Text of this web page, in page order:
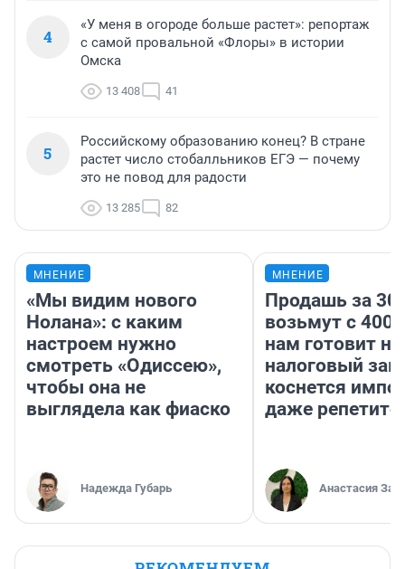
4
«У меня в огороде больше растет»: репортаж
с самой провальной «Флоры» в истории
Омска
13 408 41
5
Российскому образованию конец? В стране
растет число стобалльников ЕГЭ — почему
это не повод для радости
13 285 82
МНЕНИЕ
«Мы видим нового
Нолана»: с каким
настроем нужно
смотреть «Одиссею»,
чтобы она не
выглядела как фиаско
Надежда Губарь
МНЕНИЕ
Продашь за
возьмут с
нам готовит
налоговый
коснется
даже
Анастасия